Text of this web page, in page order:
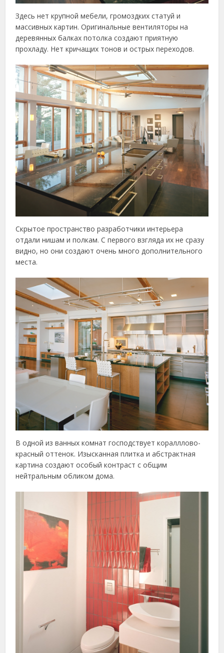
Здесь нет крупной мебели, громоздких статуй и
массивных картин. Оригинальные вентиляторы на
деревянных балках потолка создают приятную
прохладу. Нет кричащих тонов и острых переходов.
Скрытое пространство разработчики интерьера
отдали нишам и полкам. С первого взгляда их не сразу
видно, но они создают очень много дополнительного
места.
В одной из ванных комнат господствует коралллово-
красный оттенок. Изысканная плитка и абстрактная
картина создают особый контраст с общим
нейтральным обликом дома.